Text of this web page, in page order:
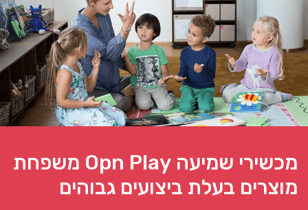
מכשירי שמיעה Opn Play משפחת
מוצרים בעלת ביצועים גבוהים